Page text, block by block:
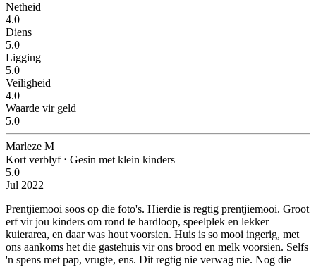
Netheid
4.0
Diens
5.0
Ligging
5.0
Veiligheid
4.0
Waarde vir geld
5.0
Marleze M
Kort verblyf ⋅ Gesin met klein kinders
5.0
Jul 2022
Prentjiemooi soos op die foto's. Hierdie is regtig prentjiemooi. Groot
erf vir jou kinders om rond te hardloop, speelplek en lekker
kuierarea, en daar was hout voorsien. Huis is so mooi ingerig, met
ons aankoms het die gastehuis vir ons brood en melk voorsien. Selfs
'n spens met pap, vrugte, ens. Dit regtig nie verwag nie. Nog die